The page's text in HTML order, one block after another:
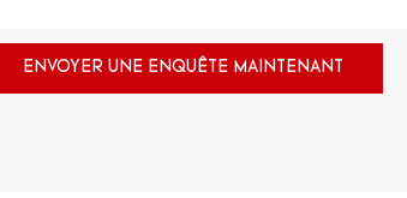
ENVOYER UNE ENQUÊTE MAINTENANT